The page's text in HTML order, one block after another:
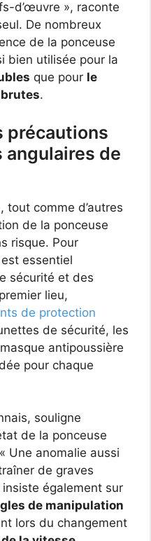
d’œuvre », raconte
De nombreux
de la ponceuse
bien utilisée pour la
que pour le
.
précautions
angulaires de
tout comme d’autres
de la ponceuse
risque. Pour
essentiel
sécurité et des
lieu,
de protection
de sécurité, les
antipoussière
pour chaque
souligne
de la ponceuse
Une anomalie aussi
de graves
également sur
de manipulation
lors du changement